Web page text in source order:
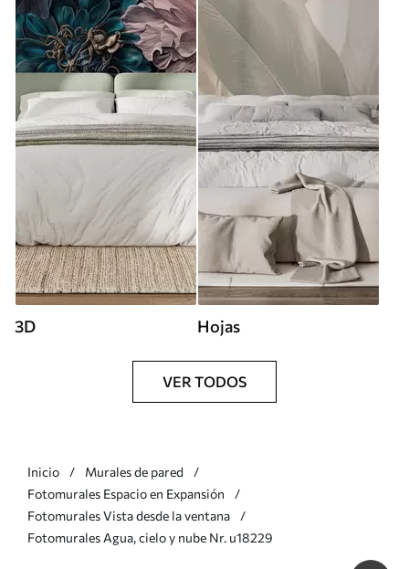
3D Hojas
VER TODOS
Inicio
Murales de pared
Fotomurales Espacio en Expansión
Fotomurales Vista desde la ventana
Fotomurales Agua, cielo y nube Nr. u18229